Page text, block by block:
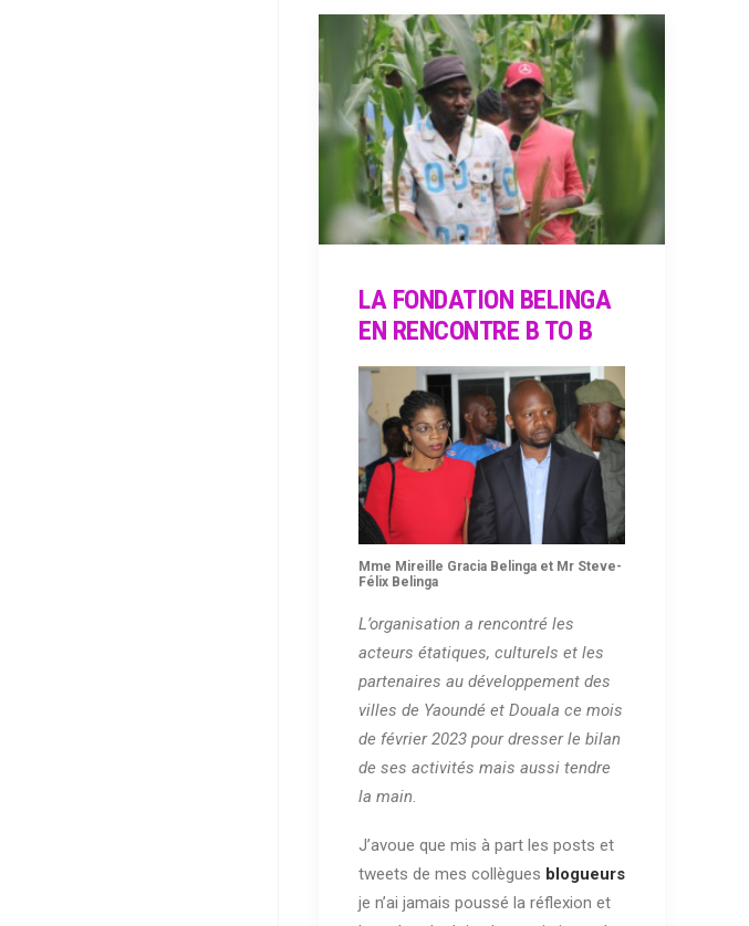
LA FONDATION BELINGA
EN RENCONTRE B TO B
Mme Mireille Gracia Belinga et Mr Steve-
Félix Belinga
L’organisation a rencontré les
acteurs étatiques, culturels et les
partenaires au développement des
villes de Yaoundé et Douala ce mois
de février 2023 pour dresser le bilan
de ses activités mais aussi tendre
la main
J’avoue que mis à part les posts et
tweets de mes collègues blogueurs
je n’ai jamais poussé la réflexion et